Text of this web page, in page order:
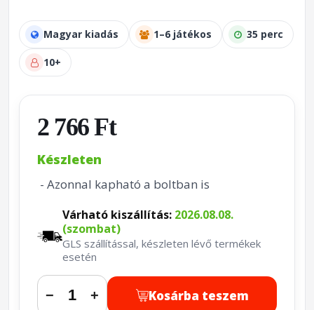
Magyar kiadás 1–6 játékos 35 perc
10+
2 766 Ft
Készleten
- Azonnal kapható a boltban is
Várható kiszállítás: 2026.08.08.
(szombat)
GLS szállítással, készleten lévő termékek
esetén
− + Kosárba teszem